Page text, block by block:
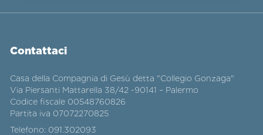
Contattaci
Casa della Compagnia di Gesù detta "Collegio Gonzaga"
Via Piersanti Mattarella 38/42 -90141 – Palermo
Codice fiscale 00548760826
Partita iva 07072270825
Telefono: 091.302093